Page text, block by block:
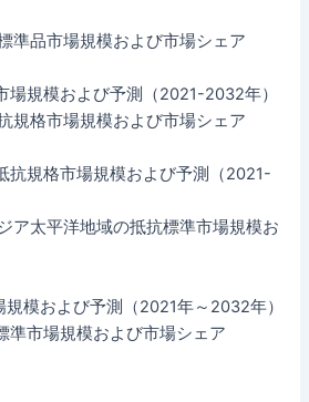
準品市場規模および市場シェア
場規模および予測（2021-2032年）
規格市場規模および市場シェア
抗規格市場規模および予測（2021-
ア太平洋地域の抵抗標準市場規模お
規模および予測（2021年～2032年）
準市場規模および市場シェア